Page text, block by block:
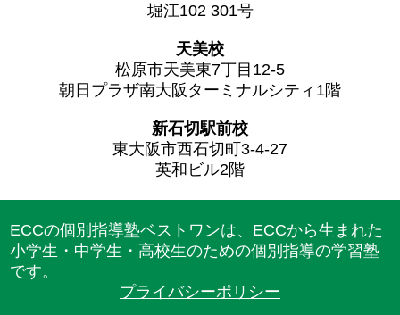
堀江102 301号
天美校
松原市天美東7丁目12-5
朝日プラザ南大阪ターミナルシティ1階
新石切駅前校
東大阪市西石切町3-4-27
英和ビル2階
ECCの個別指導塾ベストワンは、ECCから生まれた
小学生・中学生・高校生のための個別指導の学習塾
です。
プライバシーポリシー